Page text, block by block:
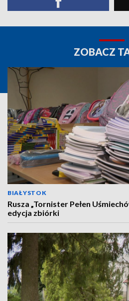
ZOBACZ
BIAŁYSTOK
Rusza „Tornister Pełen
edycja zbiórki